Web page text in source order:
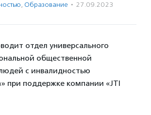
, Образование · 27.09.2023
отдел универсального
общественной
с инвалидностью
при поддержке компании «JTI